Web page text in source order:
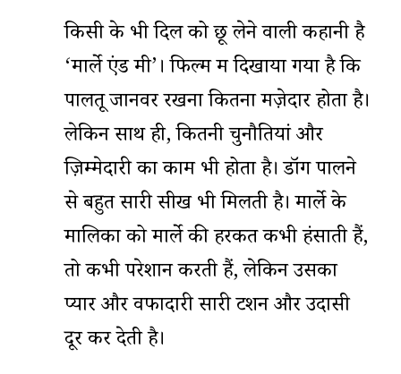
किसी के भी दिल को छू लेने वाली कहानी है
‘मार्ले एंड मी’। फिल्म में दिखाया गया है कि
पालतू जानवर रखना कितना मज़ेदार होता है।
लेकिन साथ ही, कितनी चुनौतियां और
ज़िम्मेदारी का काम भी होता है। डॉग पालने
से बहुत सारी सीख भी मिलती है। मार्ले के
मालिकों को मार्ले की हरकतें कभी हंसाती हैं,
तो कभी परेशान करती हैं, लेकिन उसका
प्यार और वफादारी सारी टेंशन और उदासी
दूर कर देती है।